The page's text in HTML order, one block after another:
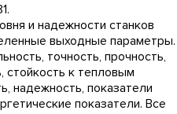
и надежности станков
выходные параметры.
точность, прочность,
стойкость к тепловым
надежность, показатели
показатели. Все